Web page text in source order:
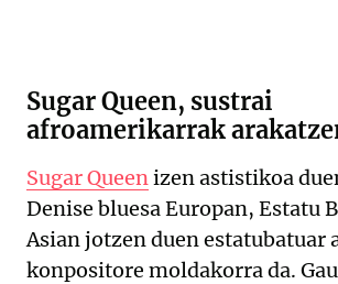
Sugar Queen, sustrai
afroamerikarrak
Sugar Queen izen astistikoa
Denise bluesa Europan, Estatu
Asian jotzen duen estatubatuar
konpositore moldakorra da.